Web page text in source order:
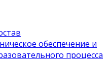
обеспечение и
процесса